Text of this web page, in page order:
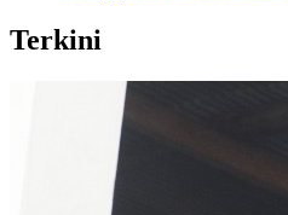
Terkini